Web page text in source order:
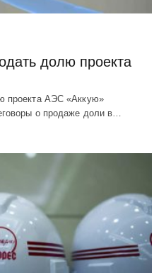
долю проекта
проекта АЭС «Аккую»
о продаже доли в…